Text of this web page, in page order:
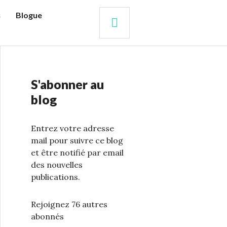
Blogue
S'abonner au
blog
Entrez votre adresse
mail pour suivre ce blog
et être notifié par email
des nouvelles
publications.
Rejoignez 76 autres
abonnés